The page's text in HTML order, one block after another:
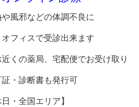
風邪などの体調不良に
オフィスで受診出来ます
くの薬局、宅配便でお受け取り
・診断書も発行可
日・全国エリア】